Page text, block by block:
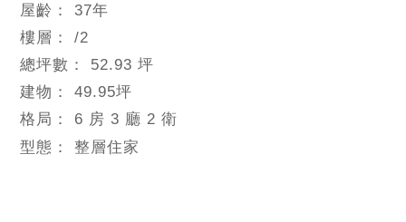
屋齡：37年
樓層：/2
總坪數： 52.93 坪
建物：49.95坪
格局： 6 房 3 廳 2 衛
型態：整層住家